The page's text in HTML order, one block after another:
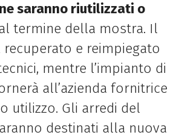
saranno riutilizzati o
termine della mostra. Il
e reimpiegato
mentre l’impianto di
all’azienda fornitrice
utilizzo. Gli arredi del
destinati alla nuova